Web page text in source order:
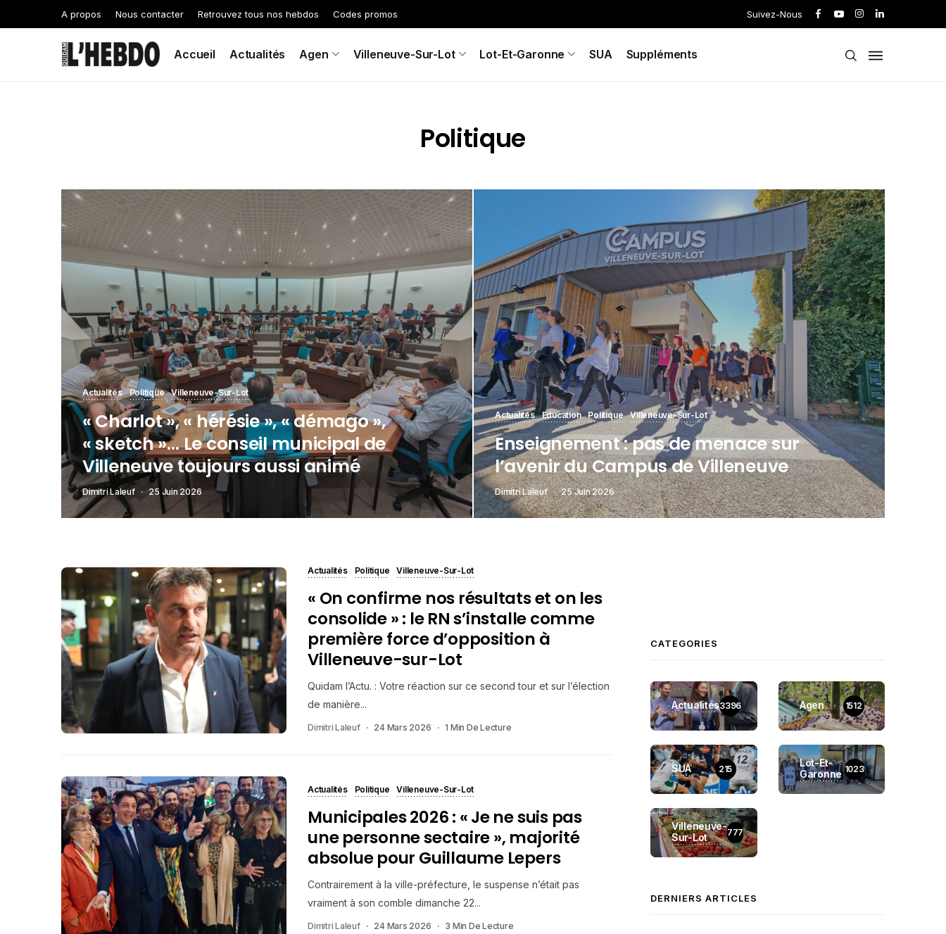
A propos Nous contacter Retrouvez tous nos hebdos Codes promos Suivez-Nous
Accueil Actualités Agen Villeneuve-Sur-Lot Lot-Et-Garonne SUA Suppléments
Politique
Actualités Politique Villeneuve-Sur-Lot
« Charlot », « hérésie », « démago »,
« sketch »… Le conseil municipal de
Villeneuve toujours aussi animé
Dimitri Laleuf 25 Juin 2026
Actualités Education Politique Villeneuve-Sur-Lot
Enseignement : pas de menace sur
l’avenir du Campus de Villeneuve
Dimitri Laleuf 25 Juin 2026
Actualités Politique Villeneuve-Sur-Lot
« On confirme nos résultats et on les
consolide » : le RN s’installe comme
première force d’opposition à
Villeneuve-sur-Lot
Quidam l’Actu. : Votre réaction sur ce second tour et sur l’élection
de manière...
Dimitri Laleuf 24 Mars 2026 1 Min De Lecture
Actualités Politique Villeneuve-Sur-Lot
Municipales 2026 : « Je ne suis pas
une personne sectaire », majorité
absolue pour Guillaume Lepers
Contrairement à la ville-préfecture, le suspense n’était pas
vraiment à son comble dimanche 22...
Dimitri Laleuf 24 Mars 2026 3 Min De Lecture
CATEGORIES
Actualités3396 Agen 1512
SUA 215
Lot-Et-
Garonne 1023
Villeneuve-
Sur-Lot
777
DERNIERS ARTICLES